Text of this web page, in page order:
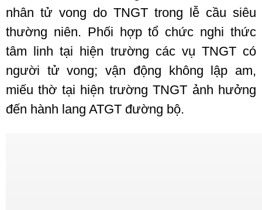
nhân tử vong do TNGT trong lễ cầu siêu
thường niên. Phối hợp tổ chức nghi thức
tâm linh tại hiện trường các vụ TNGT có
người tử vong; vận động không lập am,
miếu thờ tại hiện trường TNGT ảnh hưởng
đến hành lang ATGT đường bộ.